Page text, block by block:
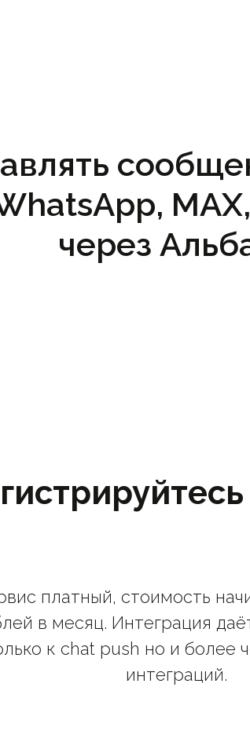
через
платный, стоимость
в месяц. Интеграция
к chat push но и более
интеграций.